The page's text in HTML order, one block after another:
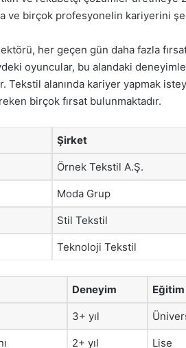
ve birçok profesyonelin kariyerini
her geçen gün daha fazla
oyuncular, bu alandaki
Tekstil alanında kariyer yapmak
birçok fırsat bulunmaktadır.
Şirket
Örnek Tekstil A.Ş.
Moda Grup
Stil Tekstil
Teknoloji Tekstil
Deneyim
3+ yıl
2+ yıl Lise